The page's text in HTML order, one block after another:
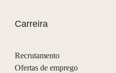
Carreira
Recrutamento
Ofertas de emprego